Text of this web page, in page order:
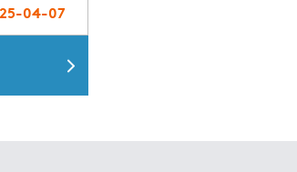
04-07